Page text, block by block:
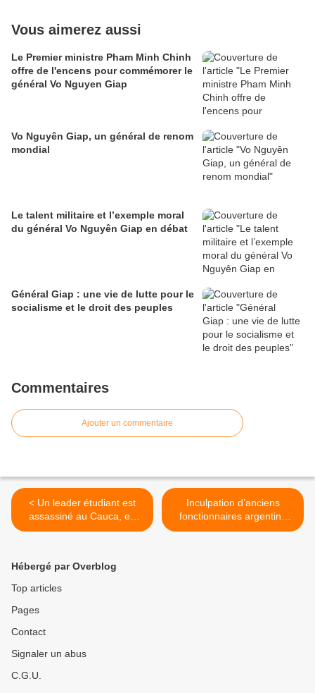
Vous aimerez aussi
Le Premier ministre Pham Minh Chinh
offre de l'encens pour commémorer le
général Vo Nguyen Giap
Vo Nguyên Giap, un général de renom
mondial
Le talent militaire et l’exemple moral
du général Vo Nguyên Giap en débat
Général Giap : une vie de lutte pour le
socialisme et le droit des peuples
Commentaires
Ajouter un commentaire
< Un leader étudiant est
assassiné au Cauca, en
Colombie
Inculpation d’anciens
fonctionnaires argentins
pour l’envoi d’armes en
Hébergé par Overblog
Top articles
Pages
Contact
Signaler un abus
C.G.U.